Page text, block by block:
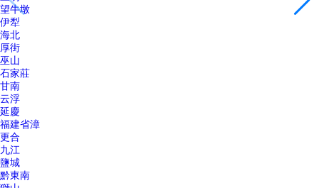
望牛墩
伊犁
海北
厚街
巫山
石家莊
甘南
云浮
延慶
福建省漳
更合
九江
鹽城
黔東南